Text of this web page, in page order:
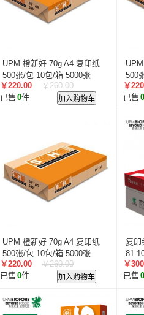
UPM 橙新好 70g A4 复印纸
500张/包 10包/箱 5000张
￥220.00
￥260.00
已售 0件 加入购物车
500
￥
已售 0
UPM 橙新好 70g A4 复印纸
500张/包 10包/箱 5000张
￥220.00
￥260.00
已售 0件 加入购物车
复印
81-
￥
已售 0